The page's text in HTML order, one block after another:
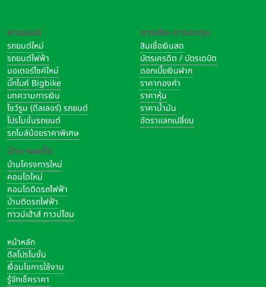
ยานยนต์
รถยนต์ใหม่
รถยนต์ไฟฟ้า
มอเตอร์ไซค์ใหม่
บิ๊กไบค์ Bigbike
บทความการเงิน
โชว์รูม (ดีลเลอร์) รถยนต์
โปรโมชั่นรถยนต์
รถไมล์น้อยราคาพิเศษ
บ้าน-คอนโด
บ้านโครงการใหม่
คอนโดใหม่
คอนโดติดรถไฟฟ้า
บ้านติดรถไฟฟ้า
ทาวน์เฮ้าส์ ทาวน์โฮม
การเงิน-การลงทุน
สินเชื่อเงินสด
บัตรเครดิต / บัตรเดบิต
ดอกเบี้ยเงินฝาก
ราคาทองคำ
ราคาหุ้น
ราคาน้ำมัน
อัตราแลกเปลี่ยน
หน้าหลัก
ดีลโปรโมชั่น
เงื่อนไขการใช้งาน
รู้จักเช็คราคา